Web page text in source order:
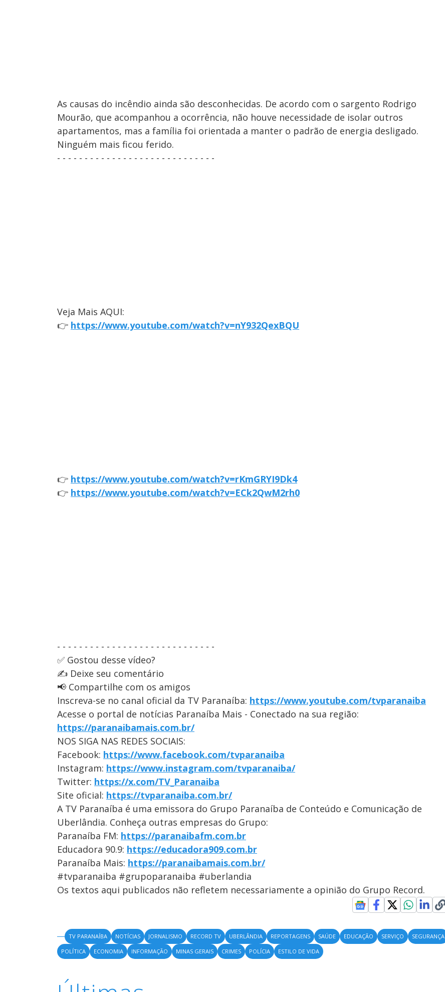
As causas do incêndio ainda são desconhecidas. De acordo com o sargento Rodrigo
Mourão, que acompanhou a ocorrência, não houve necessidade de isolar outros
apartamentos, mas a família foi orientada a manter o padrão de energia desligado.
Ninguém mais ficou ferido.
- - - - - - - - - - - - - - - - - - - - - - - - - - - - -
Veja Mais AQUI:
👉 https://www.youtube.com/watch?v=nY932QexBQU
👉 https://www.youtube.com/watch?v=rKmGRYI9Dk4
👉 https://www.youtube.com/watch?v=ECk2QwM2rh0
- - - - - - - - - - - - - - - - - - - - - - - - - - - - -
✅ Gostou desse vídeo?
✍️ Deixe seu comentário
📢 Compartilhe com os amigos
Inscreva-se no canal oficial da TV Paranaíba: https://www.youtube.com/tvparanaiba
Acesse o portal de notícias Paranaíba Mais - Conectado na sua região:
https://paranaibamais.com.br/
NOS SIGA NAS REDES SOCIAIS:
Facebook: https://www.facebook.com/tvparanaiba
Instagram: https://www.instagram.com/tvparanaiba/
Twitter: https://x.com/TV_Paranaiba
Site oficial: https://tvparanaiba.com.br/
A TV Paranaíba é uma emissora do Grupo Paranaíba de Conteúdo e Comunicação de
Uberlândia. Conheça outras empresas do Grupo:
Paranaíba FM: https://paranaibafm.com.br
Educadora 90.9: https://educadora909.com.br
Paranaíba Mais: https://paranaibamais.com.br/
#tvparanaiba #grupoparanaiba #uberlandia
Os textos aqui publicados não refletem necessariamente a opinião do Grupo Record.
TV PARANAÍBA NOTÍCIAS JORNALISMO RECORD TV UBERLÂNDIA REPORTAGENS SAÚDE EDUCAÇÃO SERVIÇO
SEGURANÇA
POLÍTICA
ECONOMIA INFORMAÇÃO MINAS GERAIS CRIMES POLÍCIA ESTILO DE VIDA